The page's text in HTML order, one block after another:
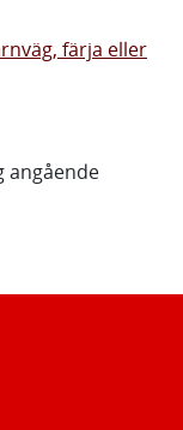
färja eller
angående